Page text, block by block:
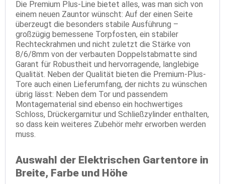
Die Premium Plus-Line bietet alles, was man sich von
einem neuen Zauntor wünscht: Auf der einen Seite
überzeugt die besonders stabile Ausführung –
großzügig bemessene Torpfosten, ein stabiler
Rechteckrahmen und nicht zuletzt die Stärke von
8/6/8mm von der verbauten Doppelstabmatte sind
Garant für Robustheit und hervorragende, langlebige
Qualität. Neben der Qualität bieten die Premium-Plus-
Tore auch einen Lieferumfang, der nichts zu wünschen
übrig lässt: Neben dem Tor und passendem
Montagematerial sind ebenso ein hochwertiges
Schloss, Drückergarnitur und Schließzylinder enthalten,
so dass kein weiteres Zubehör mehr erworben werden
muss.
Auswahl der Elektrischen Gartentore in
Breite, Farbe und Höhe